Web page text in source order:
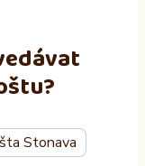
Stonava